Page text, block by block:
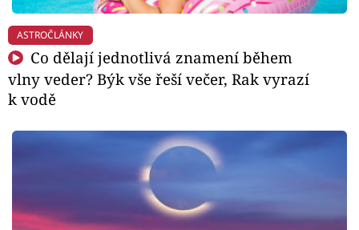
ASTROČLÁNKY
Co dělají jednotlivá znamení během
vlny veder? Býk vše řeší večer, Rak vyrazí
k vodě